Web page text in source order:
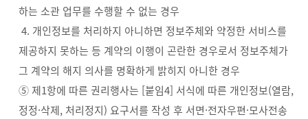
하는 소관 업무를 수행할 수 없는 경우
4. 개인정보를 처리하지 아니하면 정보주체와 약정한 서비스를
제공하지 못하는 등 계약의 이행이 곤란한 경우로서 정보주체가
그 계약의 해지 의사를 명확하게 밝히지 아니한 경우
⑤ 제1항에 따른 권리행사는 [붙임4] 서식에 따른 개인정보(열람,
정정·삭제, 처리정지) 요구서를 작성 후 서면·전자우편·모사전송